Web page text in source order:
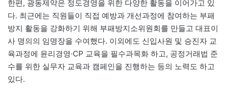
한편, 광동제약은 정도경영을 위한 다양한 활동을 이어가고 있
다. 최근에는 직원들이 직접 예방과 개선과정에 참여하는 부패
방지 활동을 강화하기 위해 부패방지소위원회를 만들고 대표이
사 명의의 임명장을 수여했다. 이외에도 신입사원 및 승진자 교
육과정에 윤리경영·CP 교육을 필수과목화 하고, 공정거래법 준
수를 위한 실무자 교육과 캠페인을 진행하는 등의 노력도 하고
있다.